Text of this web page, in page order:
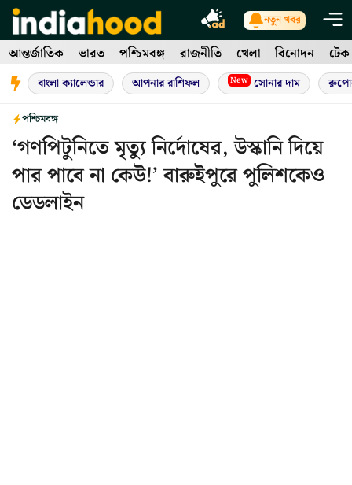
Skip
to
content
নতুন খবর
আন্তর্জাতিক ভারত পশ্চিমবঙ্গ রাজনীতি খেলা বিনোদন টেক
বাংলা ক্যালেন্ডার আপনার রাশিফল New সোনার দাম
পশ্চিমবঙ্গ
‘গণপিটুনিতে মৃত্যু নির্দোষের, উস্কানি দিয়ে
পার পাবে না কেউ!’ বারুইপুরে পুলিশকেও
ডেডলাইন